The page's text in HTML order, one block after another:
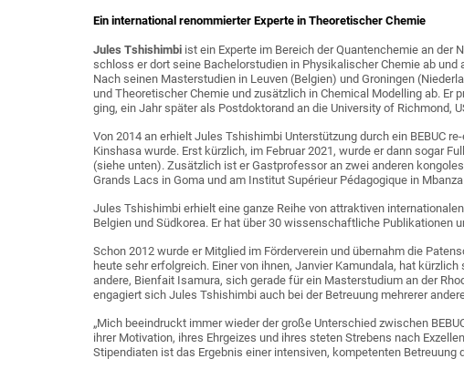
Ein international renommierter Experte in Theoretischer Chemie
Jules Tshishimbi ist ein Experte im Bereich der Quantenchemie an
schloss er dort seine Bachelorstudien in Physikalischer Chemie ab
Nach seinen Masterstudien in Leuven (Belgien) und Groningen
und Theoretischer Chemie und zusätzlich in Chemical Modelling ab. Er
ging, ein Jahr später als Postdoktorand an die University of Richmond,
Von 2014 an erhielt Jules Tshishimbi Unterstützung durch ein BEBUC
Kinshasa wurde. Erst kürzlich, im Februar 2021, wurde er dann sogar
(siehe unten). Zusätzlich ist er Gastprofessor an zwei anderen
Grands Lacs in Goma und am Institut Supérieur Pédagogique in
Jules Tshishimbi erhielt eine ganze Reihe von attraktiven
Belgien und Südkorea. Er hat über 30 wissenschaftliche Publikationen
Schon 2012 wurde er Mitglied im Förderverein und übernahm die
heute sehr erfolgreich. Einer von ihnen, Janvier Kamundala, hat
andere, Bienfait Isamura, sich gerade für ein Masterstudium an der
engagiert sich Jules Tshishimbi auch bei der Betreuung mehrerer
„Mich beeindruckt immer wieder der große Unterschied zwischen
ihrer Motivation, ihres Ehrgeizes und ihres steten Strebens nach
Stipendiaten ist das Ergebnis einer intensiven, kompetenten Betreuung